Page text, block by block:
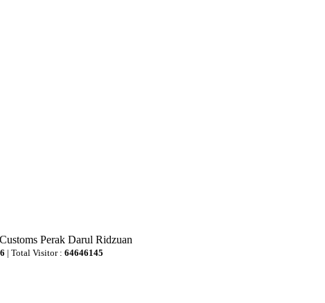
Perak Darul Ridzuan
| Total Visitor : 64646145